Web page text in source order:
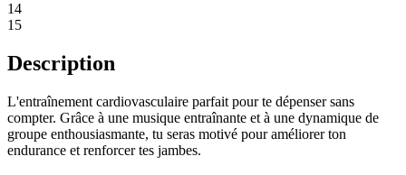
14
15
Description
L'entraînement cardiovasculaire parfait pour te dépenser sans
compter. Grâce à une musique entraînante et à une dynamique de
groupe enthousiasmante, tu seras motivé pour améliorer ton
endurance et renforcer tes jambes.